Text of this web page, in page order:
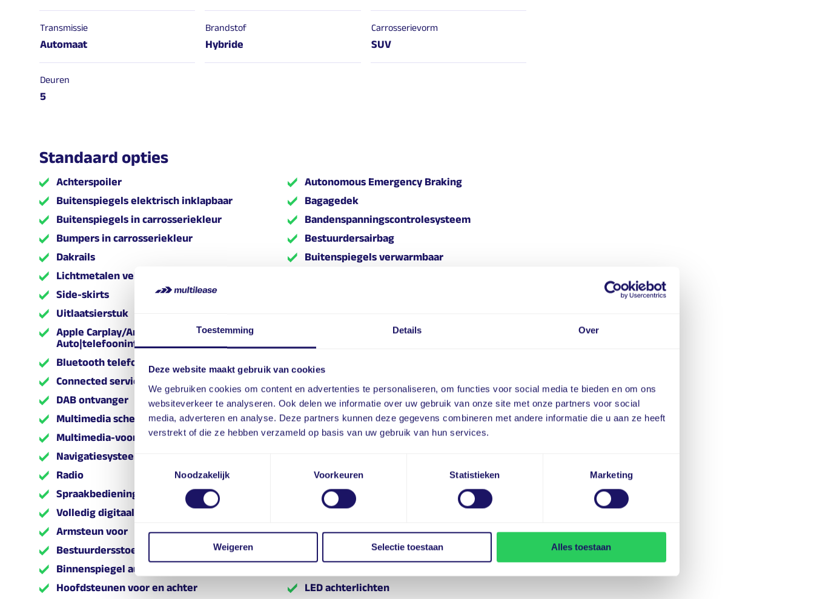
Toestemming Details Over
Deze website maakt gebruik van cookies
We gebruiken cookies om content en advertenties te personaliseren, om functies voor social media te bieden en om ons
websiteverkeer te analyseren. Ook delen we informatie over uw gebruik van onze site met onze partners voor social
media, adverteren en analyse. Deze partners kunnen deze gegevens combineren met andere informatie die u aan ze heeft
verstrekt of die ze hebben verzameld op basis van uw gebruik van hun services.
Noodzakelijk
Voorkeuren Statistieken Marketing
Weigeren Selectie toestaan Alles toestaan
Transmissie
Automaat
Brandstof
Hybride
Carrosserievorm
SUV
Deuren
5
Standaard opties
Achterspoiler
Buitenspiegels elektrisch inklapbaar
Buitenspiegels in carrosseriekleur
Bumpers in carrosseriekleur
Dakrails
Lichtmetalen velgen 18"
Side-skirts
Uitlaatsierstuk
Apple Carplay/Android
Auto|telefoonintegratie premium
Bluetooth telefoonvoorbereiding
Connected services
DAB ontvanger
Multimedia scherm standaard
Multimedia-voorbereiding
Navigatiesysteem
Radio
Spraakbediening
Volledig digitaal instrumentenpaneel
Armsteun voor
Bestuurdersstoel in hoogte verstelbaar
Binnenspiegel automatisch dimmend
Hoofdsteunen voor en achter
Autonomous Emergency Braking
Bagagedek
Bandenspanningscontrolesysteem
Bestuurdersairbag
Buitenspiegels verwarmbaar
Dimlichten automatisch
Elektrische ramen voor
Elektronisch Stabiliteits Programma
Extra getint glas
Geluidsisolerend glas
Grootlichtassistent
Hill hold functie
Hoofd airbag(s) voor
LED achterlichten